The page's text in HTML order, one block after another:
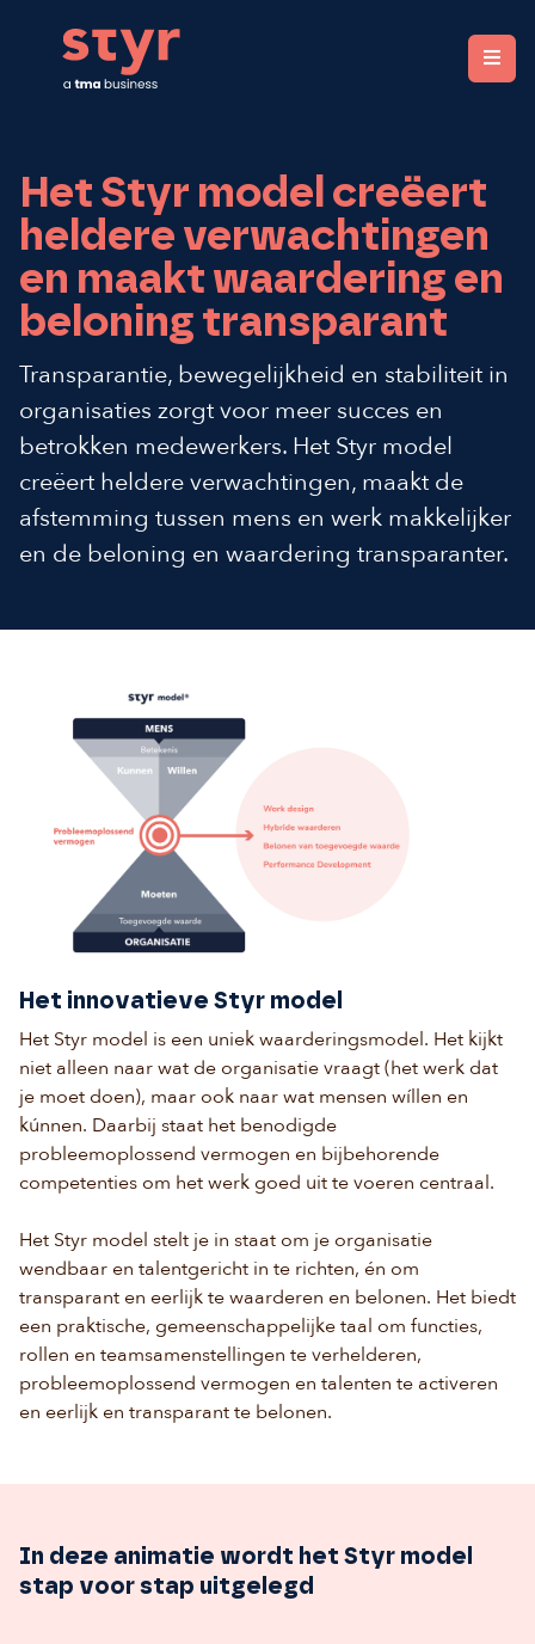
STYR. Clear organizations, fair rewards.
Het Styr model creëert
heldere verwachtingen
en maakt waardering en
beloning transparant
Transparantie, bewegelijkheid en stabiliteit in
organisaties zorgt voor meer succes en
betrokken medewerkers. Het Styr model
creëert heldere verwachtingen, maakt de
afstemming tussen mens en werk makkelijker
en de beloning en waardering transparanter.
Het innovatieve Styr model
Het Styr model is een uniek waarderingsmodel. Het kijkt
niet alleen naar wat de organisatie vraagt (het werk dat
je moet doen), maar ook naar wat mensen wíllen en
kúnnen. Daarbij staat het benodigde
probleemoplossend vermogen en bijbehorende
competenties om het werk goed uit te voeren centraal.
Het Styr model stelt je in staat om je organisatie
wendbaar en talentgericht in te richten, én om
transparant en eerlijk te waarderen en belonen. Het biedt
een praktische, gemeenschappelijke taal om functies,
rollen en teamsamenstellingen te verhelderen,
probleemoplossend vermogen en talenten te activeren
en eerlijk en transparant te belonen.
In deze animatie wordt het Styr model
stap voor stap uitgelegd